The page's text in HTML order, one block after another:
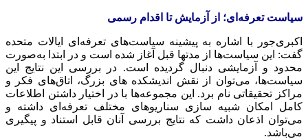
سیاست تعرفه‌ای؛ از آزمایش تا اقدام رسمی
اکبری‌جور با اشاره به پیشینه سیاست‌های تعرفه‌ای ایالات متحده
گفت: این سیاست‌ها از مدتها قبل آغاز شده است و در ابتدا به‌صورت
محدود و آزمایشی دنبال گردیده است. در بررسی این نتایج این
سیاست‌ها، می‌توان از نقش اندیشکده های بزرگ، اتاق‌های فکر و
مراکز تحقیقاتی نام برد. این مجموعه‌ها با در اختیار داشتن اطلاعات
کامل امکان شبیه سازی سناریوهای مختلف تعرفه‌ای داشته و
می‌توان اذعان داشت که نتایج بررسی آنان قابل استناد و پیگیری
می‌باشد.